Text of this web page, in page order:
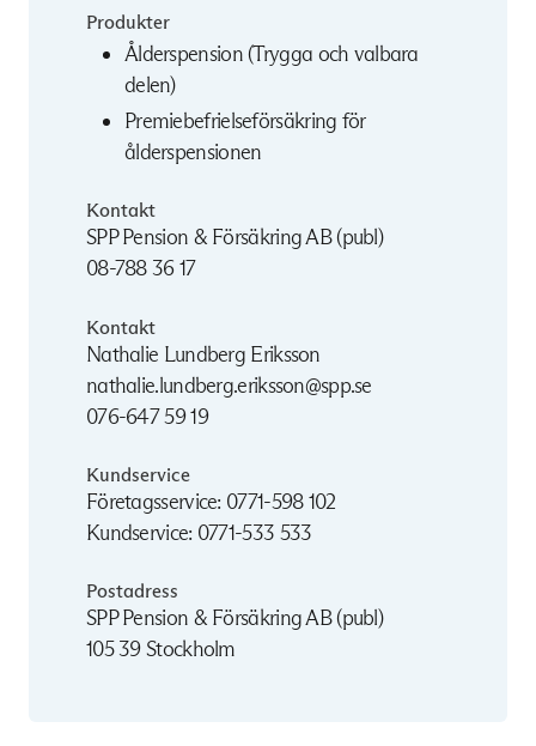
Produkter
Ålderspension (Trygga och valbara
delen)
Premiebefrielseförsäkring för
ålderspensionen
Kontakt
SPP Pension & Försäkring AB (publ)
08-788 36 17
Kontakt
Nathalie Lundberg Eriksson
nathalie.lundberg.eriksson@spp.se
076-647 59 19
Kundservice
Företagsservice: 0771-598 102
Kundservice: 0771-533 533
Postadress
SPP Pension & Försäkring AB (publ)
105 39 Stockholm